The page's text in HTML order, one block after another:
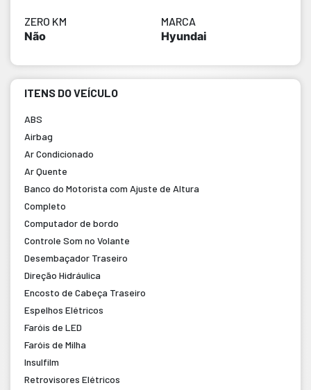
ZERO KM
Não
MARCA
Hyundai
ITENS DO VEÍCULO
ABS
Airbag
Ar Condicionado
Ar Quente
Banco do Motorista com Ajuste de Altura
Completo
Computador de bordo
Controle Som no Volante
Desembaçador Traseiro
Direção Hidráulica
Encosto de Cabeça Traseiro
Espelhos Elétricos
Faróis de LED
Faróis de Milha
Insulfilm
Retrovisores Elétricos